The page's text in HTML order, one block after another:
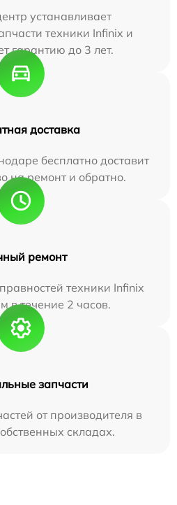
устанавливает
техники Infinix и
гарантию до 3 лет.
доставка
бесплатно доставит
на ремонт и обратно.
ремонт
техники Infinix
в течение 2 часов.
запчасти
от производителя в
складах.